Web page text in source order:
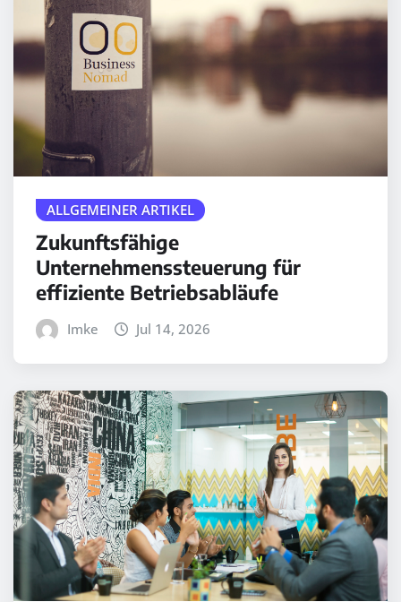
ALLGEMEINER ARTIKEL
Zukunftsfähige
Unternehmenssteuerung für
effiziente Betriebsabläufe
Imke Jul 14, 2026